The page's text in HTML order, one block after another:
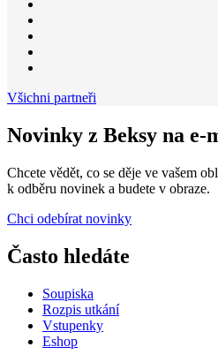
Všichni partneři
Novinky z Beksy na e-
Chcete vědět, co se děje ve vašem
k odběru novinek a budete v obraze.
Chci odebírat novinky
Často hledáte
Soupiska
Rozpis utkání
Vstupenky
Eshop